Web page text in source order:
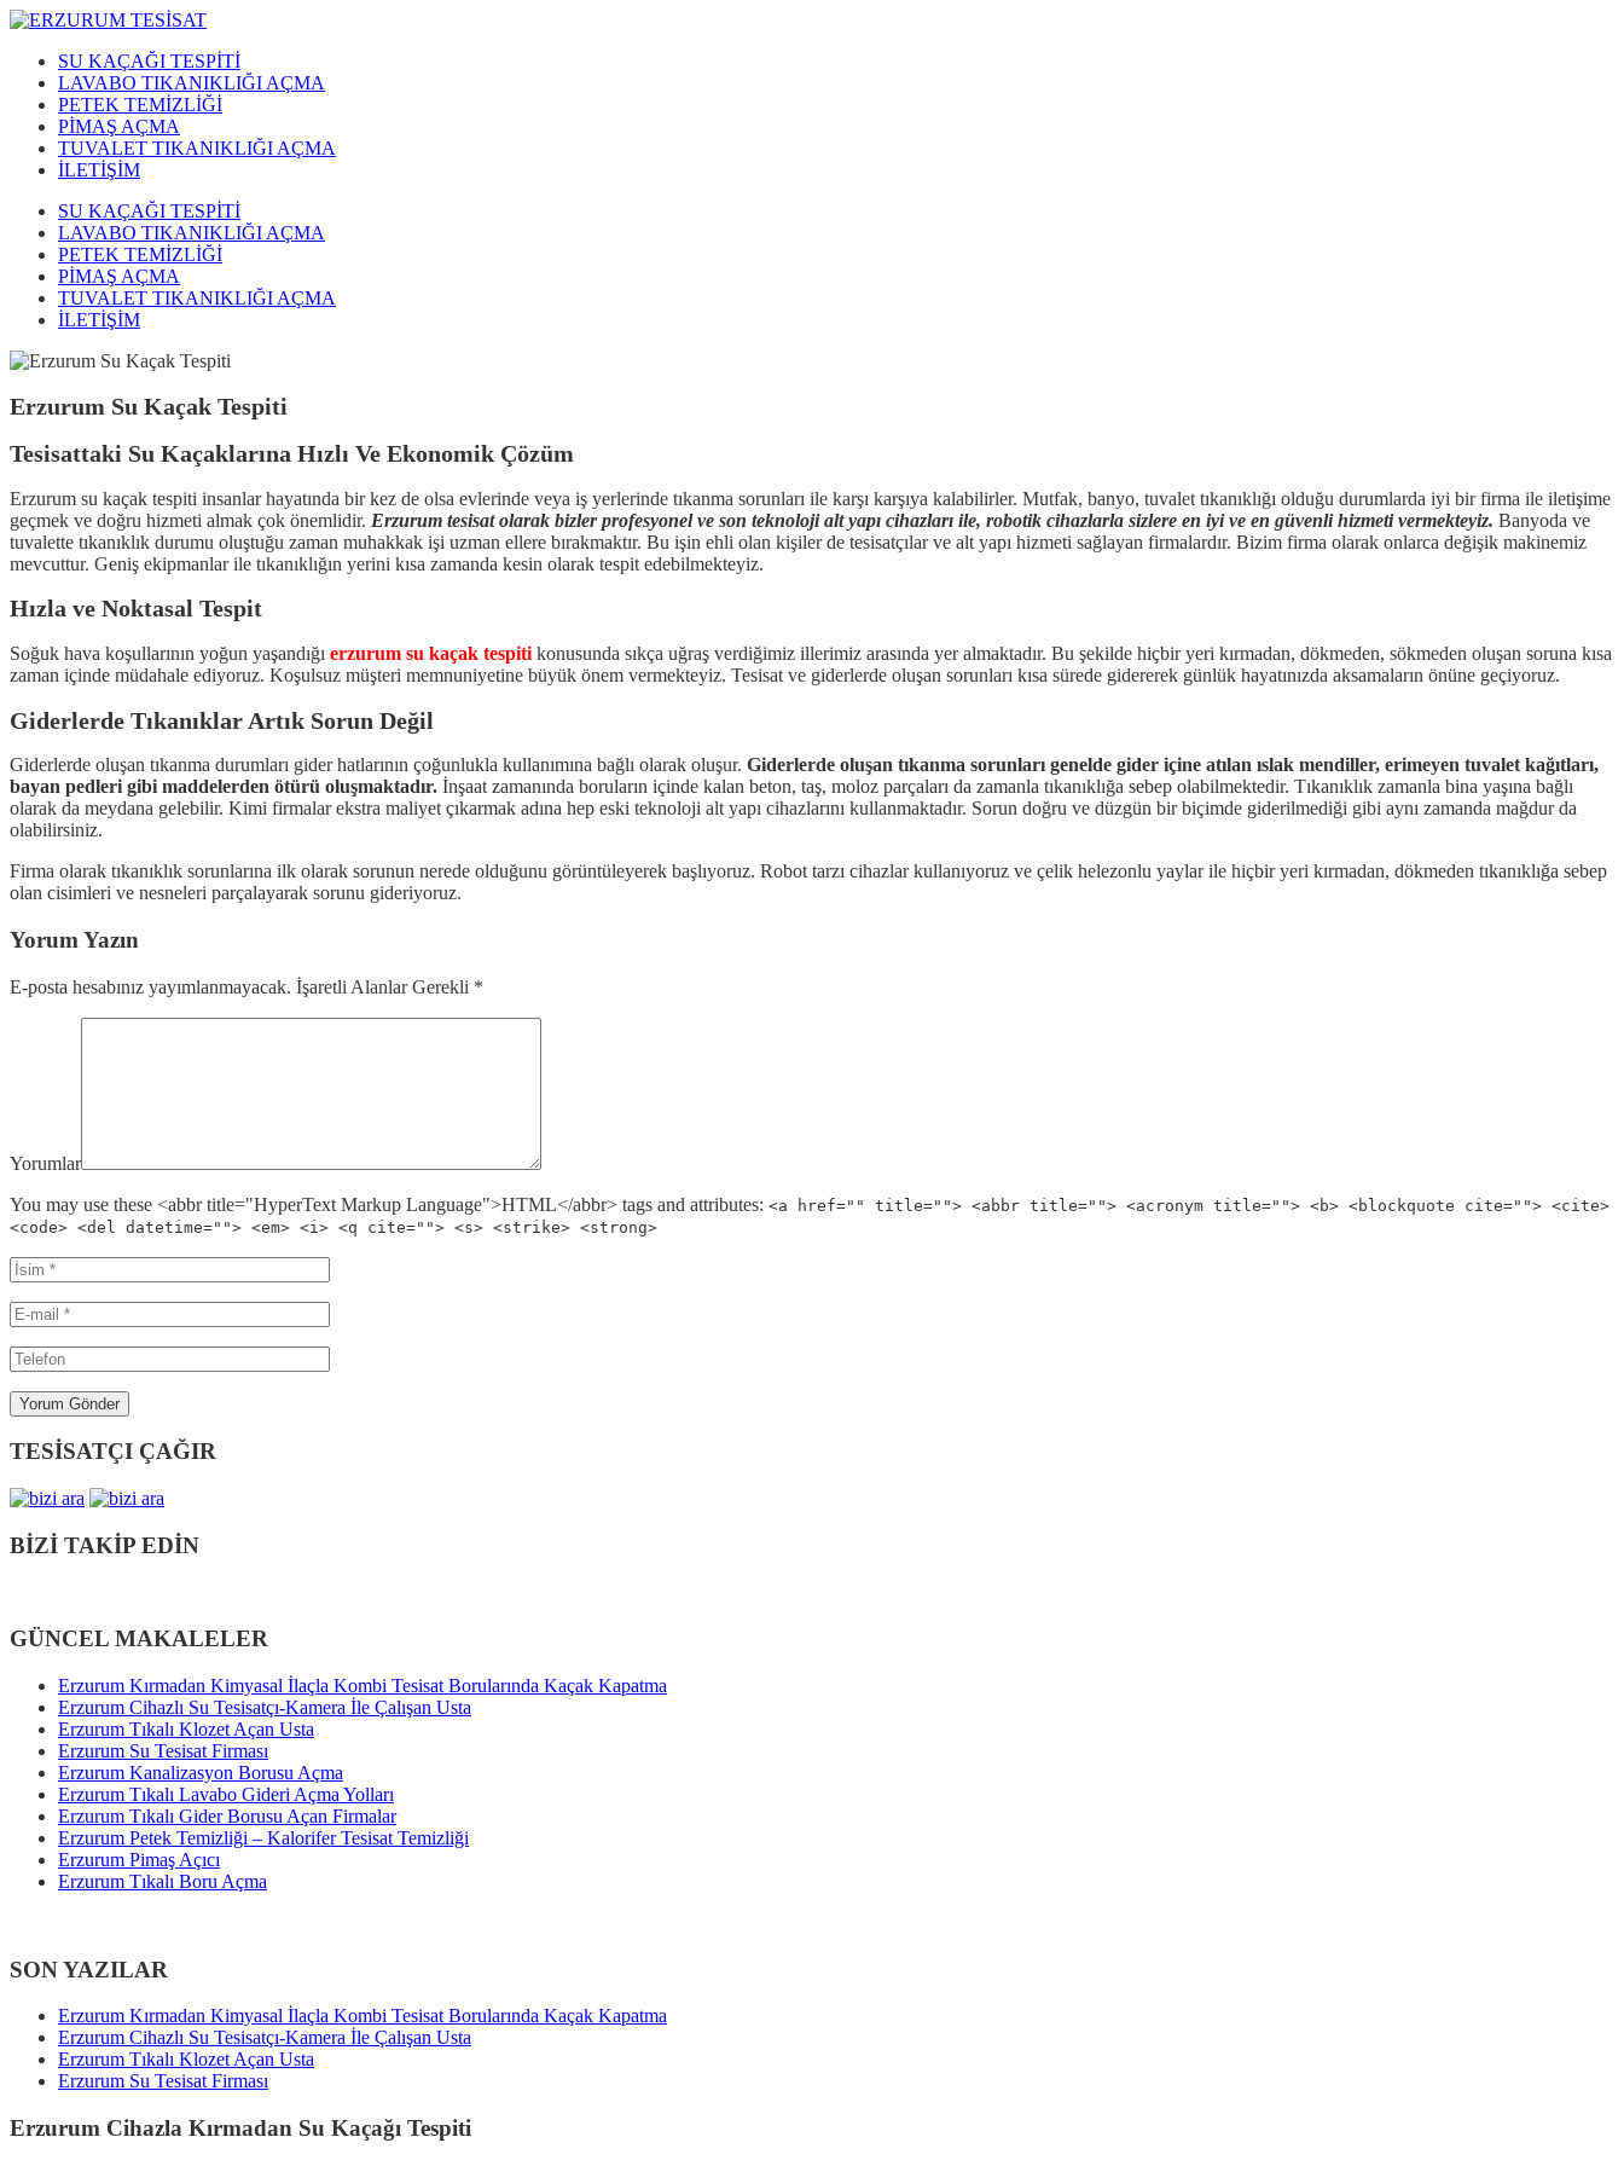
SU KAÇAĞI TESPİTİ
LAVABO TIKANIKLIĞI AÇMA
PETEK TEMİZLİĞİ
PİMAŞ AÇMA
TUVALET TIKANIKLIĞI AÇMA
İLETİŞİM
SU KAÇAĞI TESPİTİ
LAVABO TIKANIKLIĞI AÇMA
PETEK TEMİZLİĞİ
PİMAŞ AÇMA
TUVALET TIKANIKLIĞI AÇMA
İLETİŞİM
Erzurum Su Kaçak Tespiti
Tesisattaki Su Kaçaklarına Hızlı Ve Ekonomik Çözüm
Erzurum su kaçak tespiti insanlar hayatında bir kez de olsa evlerinde veya iş yerlerinde tıkanma sorunları ile karşı karşıya kalabilirler. Mutfak, banyo, tuvalet tıkanıklığı olduğu durumlarda iyi bir firma ile iletişime
geçmek ve doğru hizmeti almak çok önemlidir. Erzurum tesisat olarak bizler profesyonel ve son teknoloji alt yapı cihazları ile, robotik cihazlarla sizlere en iyi ve en güvenli hizmeti vermekteyiz. Banyoda ve
tuvalette tıkanıklık durumu oluştuğu zaman muhakkak işi uzman ellere bırakmaktır. Bu işin ehli olan kişiler de tesisatçılar ve alt yapı hizmeti sağlayan firmalardır. Bizim firma olarak onlarca değişik makinemiz
mevcuttur. Geniş ekipmanlar ile tıkanıklığın yerini kısa zamanda kesin olarak tespit edebilmekteyiz.
Hızla ve Noktasal Tespit
Soğuk hava koşullarının yoğun yaşandığı erzurum su kaçak tespiti konusunda sıkça uğraş verdiğimiz illerimiz arasında yer almaktadır. Bu şekilde hiçbir yeri kırmadan, dökmeden, sökmeden oluşan soruna kısa
zaman içinde müdahale ediyoruz. Koşulsuz müşteri memnuniyetine büyük önem vermekteyiz. Tesisat ve giderlerde oluşan sorunları kısa sürede gidererek günlük hayatınızda aksamaların önüne geçiyoruz.
Giderlerde Tıkanıklar Artık Sorun Değil
Giderlerde oluşan tıkanma durumları gider hatlarının çoğunlukla kullanımına bağlı olarak oluşur. Giderlerde oluşan tıkanma sorunları genelde gider içine atılan ıslak mendiller, erimeyen tuvalet kağıtları,
bayan pedleri gibi maddelerden ötürü oluşmaktadır. İnşaat zamanında boruların içinde kalan beton, taş, moloz parçaları da zamanla tıkanıklığa sebep olabilmektedir. Tıkanıklık zamanla bina yaşına bağlı
olarak da meydana gelebilir. Kimi firmalar ekstra maliyet çıkarmak adına hep eski teknoloji alt yapı cihazlarını kullanmaktadır. Sorun doğru ve düzgün bir biçimde giderilmediği gibi aynı zamanda mağdur da
olabilirsiniz.
Firma olarak tıkanıklık sorunlarına ilk olarak sorunun nerede olduğunu görüntüleyerek başlıyoruz. Robot tarzı cihazlar kullanıyoruz ve çelik helezonlu yaylar ile hiçbir yeri kırmadan, dökmeden tıkanıklığa sebep
olan cisimleri ve nesneleri parçalayarak sorunu gideriyoruz.
Yorum Yazın
E-posta hesabınız yayımlanmayacak. İşaretli Alanlar Gerekli *
Yorumlar
You may use these <abbr title="HyperText Markup Language">HTML</abbr> tags and attributes: <a href="" title=""> <abbr title=""> <acronym title=""> <b> <blockquote cite=""> <cite>
<code> <del datetime=""> <em> <i> <q cite=""> <s> <strike> <strong>
TESİSATÇI ÇAĞIR
BİZİ TAKİP EDİN
GÜNCEL MAKALELER
Erzurum Kırmadan Kimyasal İlaçla Kombi Tesisat Borularında Kaçak Kapatma
Erzurum Cihazlı Su Tesisatçı-Kamera İle Çalışan Usta
Erzurum Tıkalı Klozet Açan Usta
Erzurum Su Tesisat Firması
Erzurum Kanalizasyon Borusu Açma
Erzurum Tıkalı Lavabo Gideri Açma Yolları
Erzurum Tıkalı Gider Borusu Açan Firmalar
Erzurum Petek Temizliği – Kalorifer Tesisat Temizliği
Erzurum Pimaş Açıcı
Erzurum Tıkalı Boru Açma
SON YAZILAR
Erzurum Kırmadan Kimyasal İlaçla Kombi Tesisat Borularında Kaçak Kapatma
Erzurum Cihazlı Su Tesisatçı-Kamera İle Çalışan Usta
Erzurum Tıkalı Klozet Açan Usta
Erzurum Su Tesisat Firması
Erzurum Cihazla Kırmadan Su Kaçağı Tespiti